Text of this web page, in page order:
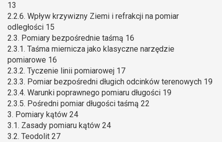
13
2.2.6. Wpływ krzywizny Ziemi i refrakcji na pomiar
odległości 15
2.3. Pomiary bezpośrednie taśmą 16
2.3.1. Taśma miernicza jako klasyczne narzędzie
pomiarowe 16
2.3.2. Tyczenie linii pomiarowej 17
2.3.3. Pomiar bezpośredni długich odcinków terenowych 19
2.3.4. Warunki poprawnego pomiaru długości 19
2.3.5. Pośredni pomiar długości taśmą 22
3. Pomiary kątów 24
3.1. Zasady pomiaru kątów 24
3.2. Teodolit 27